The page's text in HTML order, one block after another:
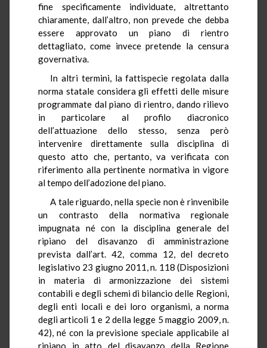
fine specificamente individuate, altrettanto
chiaramente, dall’altro, non prevede che debba
essere approvato un piano di rientro
dettagliato, come invece pretende la censura
governativa.
In altri termini, la fattispecie regolata dalla
norma statale considera gli effetti delle misure
programmate dal piano di rientro, dando rilievo
in particolare al profilo diacronico
dell’attuazione dello stesso, senza però
intervenire direttamente sulla disciplina di
questo atto che, pertanto, va verificata con
riferimento alla pertinente normativa in vigore
al tempo dell’adozione del piano.
A tale riguardo, nella specie non è rinvenibile
un contrasto della normativa regionale
impugnata né con la disciplina generale del
ripiano del disavanzo di amministrazione
prevista dall’art. 42, comma 12, del decreto
legislativo 23 giugno 2011, n. 118 (Disposizioni
in materia di armonizzazione dei sistemi
contabili e degli schemi di bilancio delle Regioni,
degli enti locali e dei loro organismi, a norma
degli articoli 1 e 2 della legge 5 maggio 2009, n.
42), né con la previsione speciale applicabile al
ripiano in atto del disavanzo della Regione